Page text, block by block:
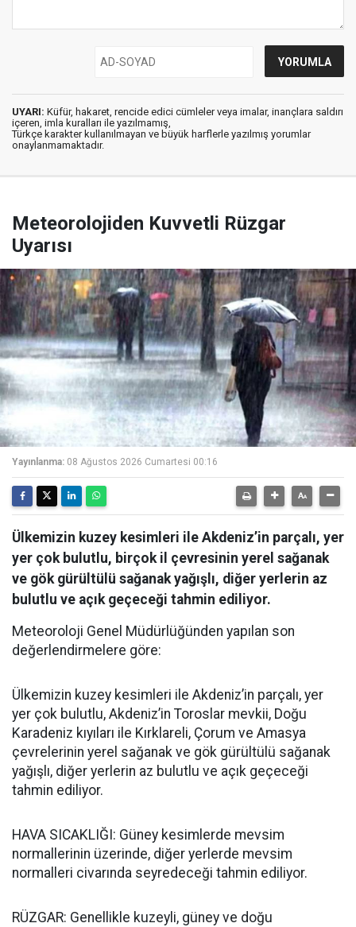
UYARI: Küfür, hakaret, rencide edici cümleler veya imalar, inançlara saldırı
içeren, imla kuralları ile yazılmamış,
Türkçe karakter kullanılmayan ve büyük harflerle yazılmış yorumlar
onaylanmamaktadır.
Meteorolojiden Kuvvetli Rüzgar
Uyarısı
Yayınlanma: 08 Ağustos 2026 Cumartesi 00:16
Ülkemizin kuzey kesimleri ile Akdeniz’in parçalı, yer
yer çok bulutlu, birçok il çevresinin yerel sağanak
ve gök gürültülü sağanak yağışlı, diğer yerlerin az
bulutlu ve açık geçeceği tahmin ediliyor.
Meteoroloji Genel Müdürlüğünden yapılan son
değerlendirmelere göre:
Ülkemizin kuzey kesimleri ile Akdeniz’in parçalı, yer
yer çok bulutlu, Akdeniz’in Toroslar mevkii, Doğu
Karadeniz kıyıları ile Kırklareli, Çorum ve Amasya
çevrelerinin yerel sağanak ve gök gürültülü sağanak
yağışlı, diğer yerlerin az bulutlu ve açık geçeceği
tahmin ediliyor.
HAVA SICAKLIĞI: Güney kesimlerde mevsim
normallerinin üzerinde, diğer yerlerde mevsim
normalleri civarında seyredeceği tahmin ediliyor.
RÜZGAR: Genellikle kuzeyli, güney ve doğu